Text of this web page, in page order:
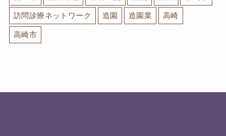
訪問診療ネットワーク 造園 造園業 高崎
高崎市